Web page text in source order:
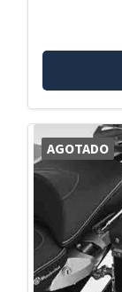
AGOTADO